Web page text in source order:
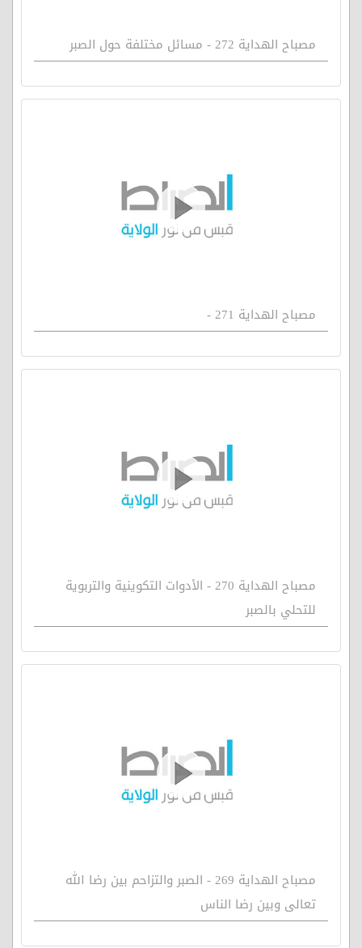
مصباح الهداية 272 - مسائل مختلفة حول الصبر
مصباح الهداية 271 -
مصباح الهداية 270 - الأدوات التكوينية والتربوية
للتحلي بالصبر
مصباح الهداية 269 - الصبر والتزاحم بين رضا الله
تعالى وبين رضا الناس